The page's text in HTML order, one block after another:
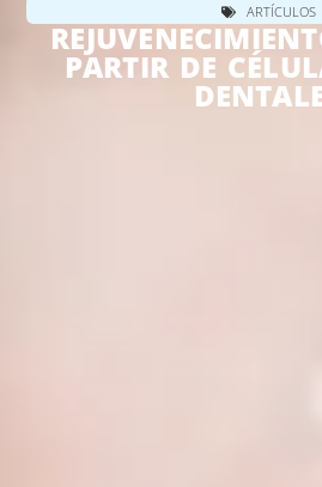
ARTÍCULOS
PARTIR DE